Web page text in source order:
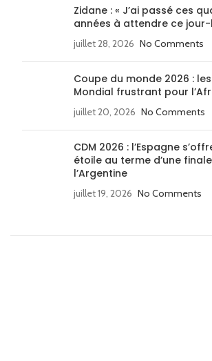
Zidane : « J’ai passé ces
années à attendre ce jour-
juillet 28, 2026 No Comments
Coupe du monde 2026 :
Mondial frustrant pour
juillet 20, 2026 No Comments
CDM 2026 : l’Espagne
étoile au terme d’une
l’Argentine
juillet 19, 2026 No Comments